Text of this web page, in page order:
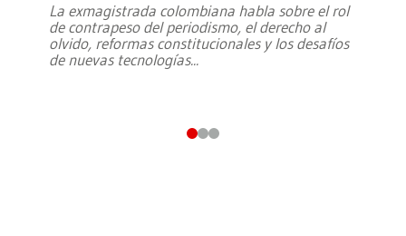
La exmagistrada colombiana habla sobre el rol
de contrapeso del periodismo, el derecho al
olvido, reformas constitucionales y los desafíos
de nuevas tecnologías...